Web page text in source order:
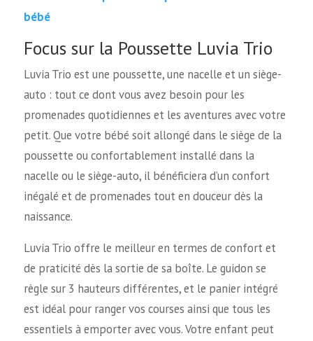
bébé
Focus sur la Poussette Luvia Trio
Luvia Trio est une poussette, une nacelle et un siège-
auto : tout ce dont vous avez besoin pour les
promenades quotidiennes et les aventures avec votre
petit. Que votre bébé soit allongé dans le siège de la
poussette ou confortablement installé dans la
nacelle ou le siège-auto, il bénéficiera d’un confort
inégalé et de promenades tout en douceur dès la
naissance.
Luvia Trio offre le meilleur en termes de confort et
de praticité dès la sortie de sa boîte. Le guidon se
règle sur 3 hauteurs différentes, et le panier intégré
est idéal pour ranger vos courses ainsi que tous les
essentiels à emporter avec vous. Votre enfant peut